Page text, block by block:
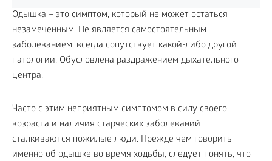
Одышка – это симптом, который не может остаться
незамеченным. Не является самостоятельным
заболеванием, всегда сопутствует какой-либо другой
патологии. Обусловлена раздражением дыхательного
центра.
Часто с этим неприятным симптомом в силу своего
возраста и наличия старческих заболеваний
сталкиваются пожилые люди. Прежде чем говорить
именно об одышке во время ходьбы, следует понять, что